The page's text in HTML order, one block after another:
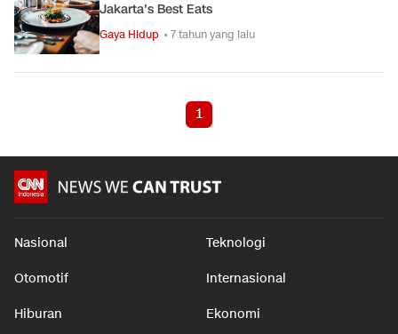
Jakarta's Best Eats
Gaya Hidup • 7 tahun yang lalu
1
Nasional Teknologi
Otomotif Internasional
Hiburan Ekonomi